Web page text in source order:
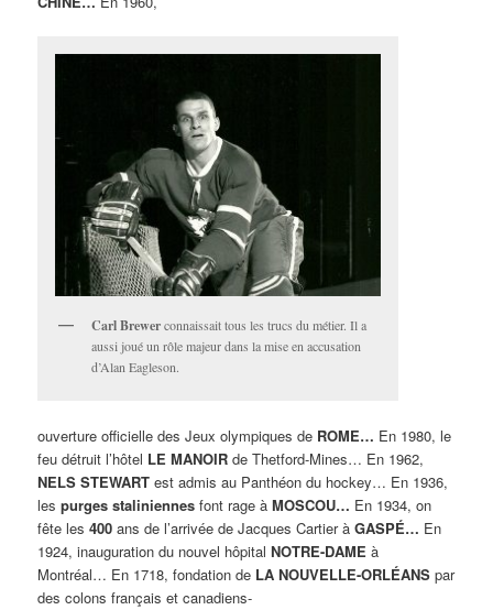
Carl Brewerconnaissait tous les trucs du métier. Il a
aussi joué un rôle majeur dans la mise en accusation
d’Alan Eagleson.
ouverture officielle des Jeux olympiques de ROME… En 1980, le
feu détruit l’hôtel LE MANOIR de Thetford-Mines… En 1962,
NELS STEWART est admis au Panthéon du hockey… En 1936,
lespurges staliniennes font rage àMOSCOU… En 1934, on
fête les400 ans de l’arrivée de Jacques Cartier àGASPÉ… En
1924, inauguration du nouvel hôpitalNOTRE-DAME à
Montréal… En 1718, fondation de LA NOUVELLE-ORLÉANS par
des colons français et canadiens-